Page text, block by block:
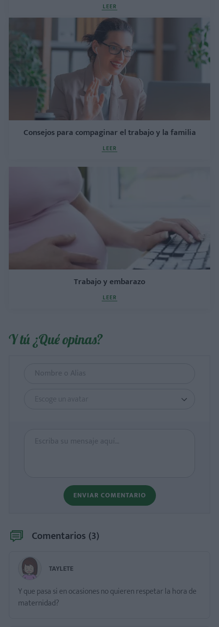
LEER
Consejos para compaginar el trabajo y la familia
LEER
Trabajo y embarazo
LEER
Y tú ¿Qué opinas?
Escoge un avatar
ENVIAR COMENTARIO
Comentarios (3)
TAYLETE
Y que pasa si en ocasiones no quieren respetar la hora de
maternidad?